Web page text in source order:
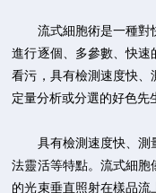
流式細胞術是一種對
進行逐個、多參數、快速
看污，具有檢測速度快、
定量分析或分選的好色先
具有檢測速度快、測
法靈活等特點。流式細胞
的光束垂直照射在樣品